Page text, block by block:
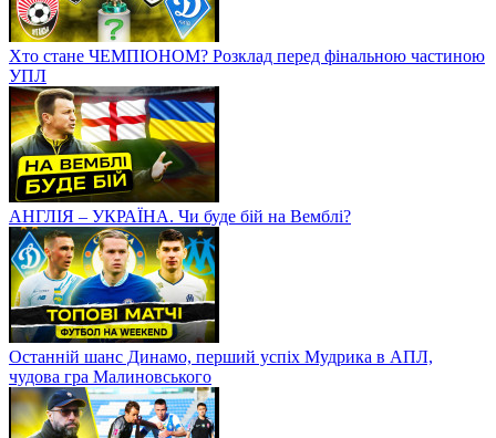
Хто стане ЧЕМПІОНОМ? Розклад перед фінальною частиною
УПЛ
АНГЛІЯ – УКРАЇНА. Чи буде бій на Вемблі?
Останній шанс Динамо, перший успіх Мудрика в АПЛ,
чудова гра Малиновського